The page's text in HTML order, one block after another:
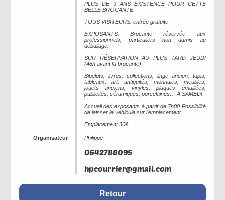
PLUS DE 9 ANS EXISTENCE POUR CETTE
BELLE BROCANTE
TOUS VISITEURS: entrée gratuite
EXPOSANTS: Brocante réservée aux
professionnels, particuliers non admis au
déballage.
SUR RÉSERVATION AU PLUS TARD JEUDI
(48h avant la brocante)
Bibelots, livres, collections, linge ancien, tapis,
tableaux, art, antiquités, monnaies, meubles,
jouets anciens, vinyles, plaques émaillées,
publicités, céramiques, porcelaines… À SAMEDI
Accueil des exposants à partir de 7h00 Possibilité
de laisser le véhicule sur l'emplacement.
Emplacement 30€.
Organisateur Philippe
Retour